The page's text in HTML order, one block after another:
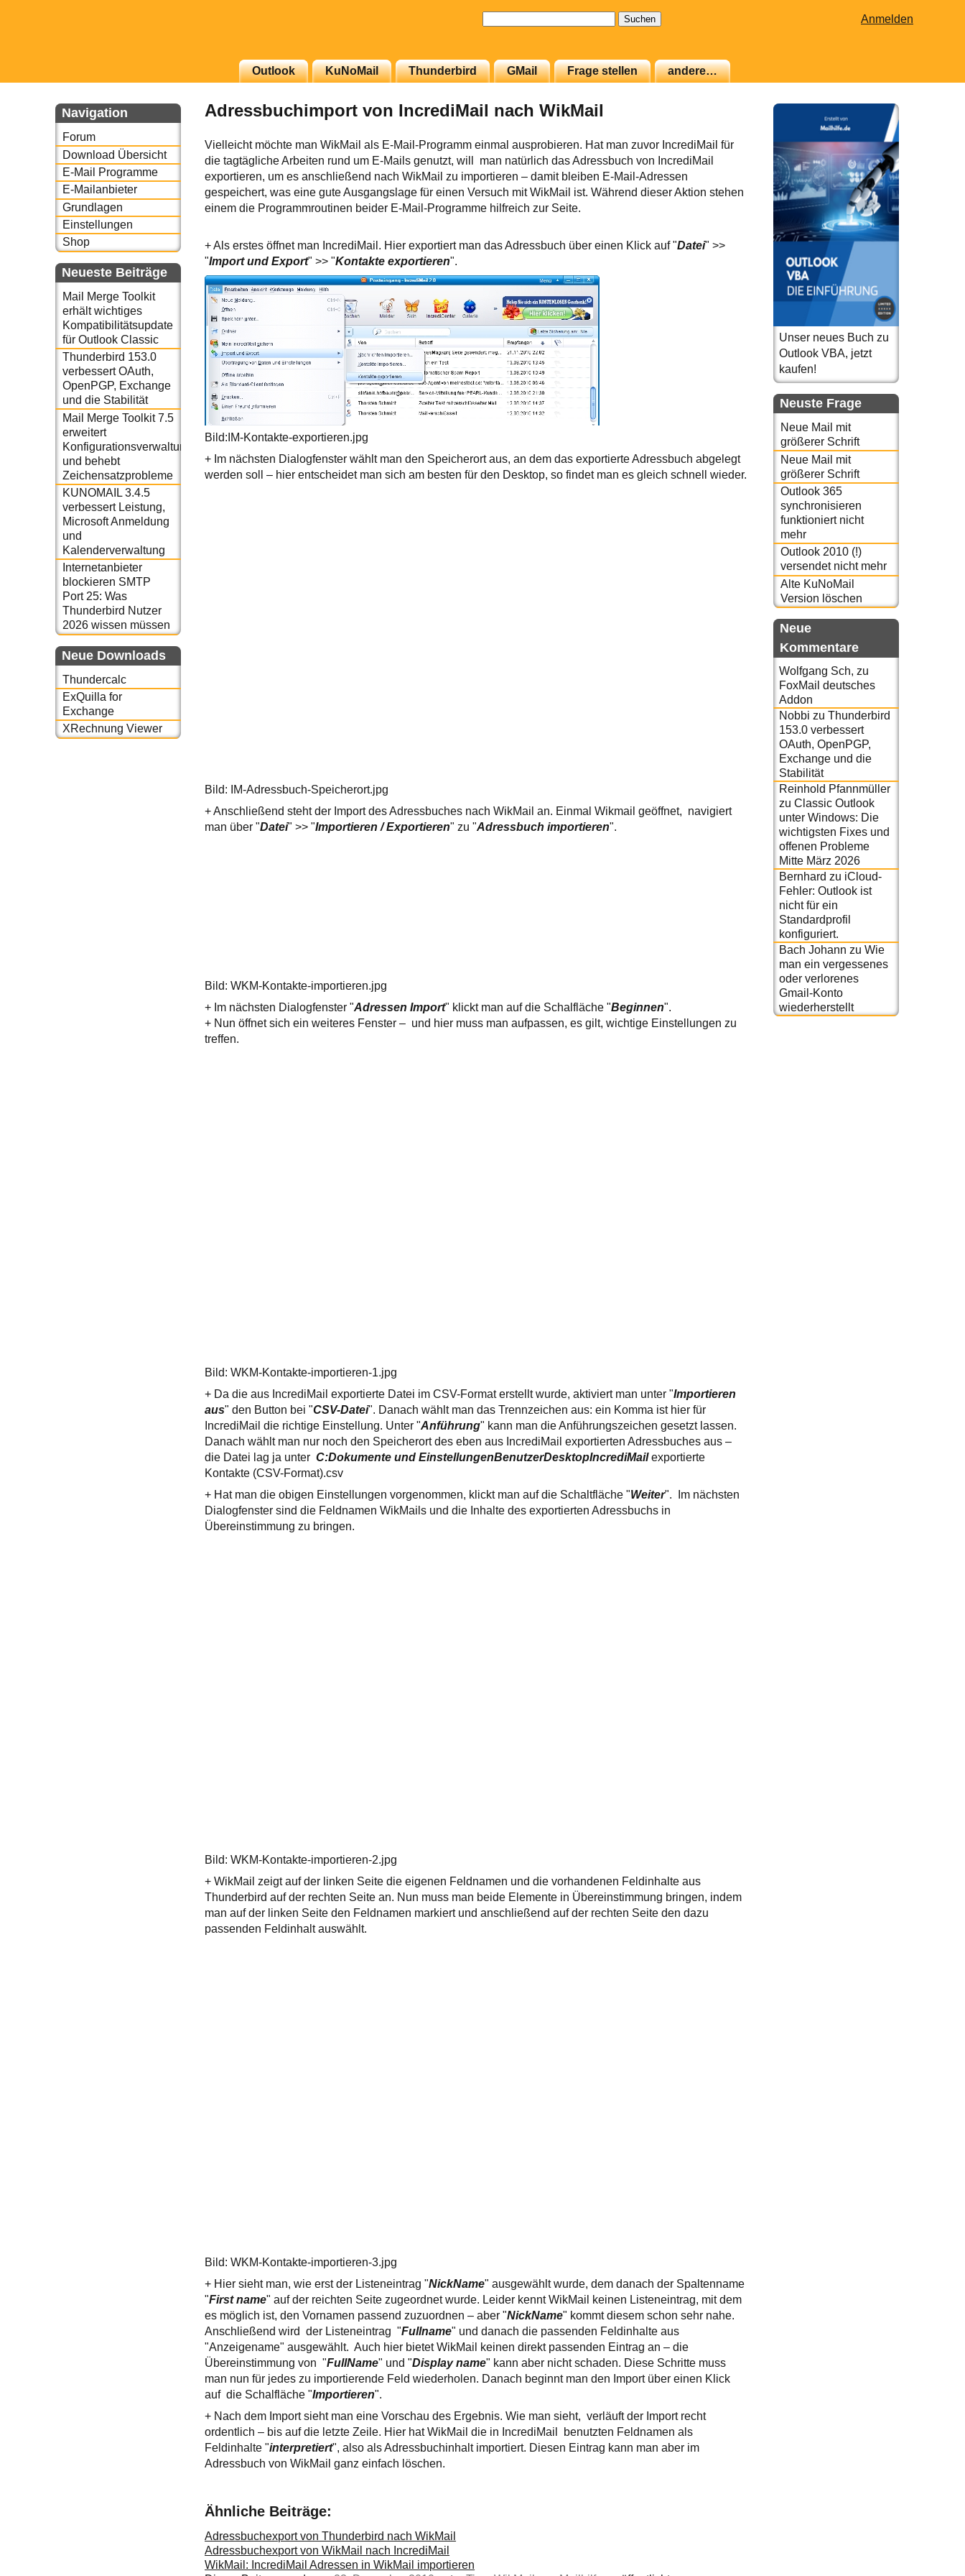
Anmelden
Outlook KuNoMail Thunderbird GMail Frage stellen andere…
Navigation
Forum
Download Übersicht
E-Mail Programme
E-Mailanbieter
Grundlagen
Einstellungen
Shop
Neueste Beiträge
Mail Merge Toolkit
erhält wichtiges
Kompatibilitätsupdate
für Outlook Classic
Thunderbird 153.0
verbessert OAuth,
OpenPGP, Exchange
und die Stabilität
Mail Merge Toolkit 7.5
erweitert
Konfigurationsverwaltung
und behebt
Zeichensatzprobleme
KUNOMAIL 3.4.5
verbessert Leistung,
Microsoft Anmeldung
und
Kalenderverwaltung
Internetanbieter
blockieren SMTP
Port 25: Was
Thunderbird Nutzer
2026 wissen müssen
Neue Downloads
Thundercalc
ExQuilla for
Exchange
XRechnung Viewer
Adressbuchimport von IncrediMail nach WikMail
Vielleicht möchte man WikMail als E-Mail-Programm einmal ausprobieren. Hat man zuvor IncrediMail für
die tagtägliche Arbeiten rund um E-Mails genutzt, will man natürlich das Adressbuch von IncrediMail
exportieren, um es anschließend nach WikMail zu importieren – damit bleiben E-Mail-Adressen
gespeichert, was eine gute Ausgangslage für einen Versuch mit WikMail ist. Während dieser Aktion stehen
einem die Programmroutinen beider E-Mail-Programme hilfreich zur Seite.
+ Als erstes öffnet man IncrediMail. Hier exportiert man das Adressbuch über einen Klick auf "Datei" >>
"Import und Export" >> "Kontakte exportieren".
Bild:IM-Kontakte-exportieren.jpg
+ Im nächsten Dialogfenster wählt man den Speicherort aus, an dem das exportierte Adressbuch abgelegt
werden soll – hier entscheidet man sich am besten für den Desktop, so findet man es gleich schnell wieder.
Bild: IM-Adressbuch-Speicherort.jpg
+ Anschließend steht der Import des Adressbuches nach WikMail an. Einmal Wikmail geöffnet, navigiert
man über "Datei" >> "Importieren / Exportieren" zu "Adressbuch importieren".
Bild: WKM-Kontakte-importieren.jpg
+ Im nächsten Dialogfenster "Adressen Import" klickt man auf die Schalfläche "Beginnen".
+ Nun öffnet sich ein weiteres Fenster – und hier muss man aufpassen, es gilt, wichtige Einstellungen zu
treffen.
Bild: WKM-Kontakte-importieren-1.jpg
+ Da die aus IncrediMail exportierte Datei im CSV-Format erstellt wurde, aktiviert man unter "Importieren
aus" den Button bei "CSV-Datei". Danach wählt man das Trennzeichen aus: ein Komma ist hier für
IncrediMail die richtige Einstellung. Unter "Anführung" kann man die Anführungszeichen gesetzt lassen.
Danach wählt man nur noch den Speicherort des eben aus IncrediMail exportierten Adressbuches aus –
die Datei lag ja unterC:Dokumente und EinstellungenBenutzerDesktopIncrediMailexportierte
Kontakte (CSV-Format).csv
+ Hat man die obigen Einstellungen vorgenommen, klickt man auf die Schaltfläche "Weiter". Im nächsten
Dialogfenster sind die Feldnamen WikMails und die Inhalte des exportierten Adressbuchs in
Übereinstimmung zu bringen.
Bild: WKM-Kontakte-importieren-2.jpg
+ WikMail zeigt auf der linken Seite die eigenen Feldnamen und die vorhandenen Feldinhalte aus
Thunderbird auf der rechten Seite an. Nun muss man beide Elemente in Übereinstimmung bringen, indem
man auf der linken Seite den Feldnamen markiert und anschließend auf der rechten Seite den dazu
passenden Feldinhalt auswählt.
Bild: WKM-Kontakte-importieren-3.jpg
+ Hier sieht man, wie erst der Listeneintrag "NickName" ausgewählt wurde, dem danach der Spaltenname
"First name" auf der reichten Seite zugeordnet wurde. Leider kennt WikMail keinen Listeneintrag, mit dem
es möglich ist, den Vornamen passend zuzuordnen – aber "NickName" kommt diesem schon sehr nahe.
Anschließend wird der Listeneintrag "Fullname" und danach die passenden Feldinhalte aus
"Anzeigename" ausgewählt. Auch hier bietet WikMail keinen direkt passenden Eintrag an – die
Übereinstimmung von "FullName" und "Display name" kann aber nicht schaden. Diese Schritte muss
man nun für jedes zu importierende Feld wiederholen. Danach beginnt man den Import über einen Klick
auf die Schalfläche "Importieren".
+ Nach dem Import sieht man eine Vorschau des Ergebnis. Wie man sieht, verläuft der Import recht
ordentlich – bis auf die letzte Zeile. Hier hat WikMail die in IncrediMail benutzten Feldnamen als
Feldinhalte "interpretiert", also als Adressbuchinhalt importiert. Diesen Eintrag kann man aber im
Adressbuch von WikMail ganz einfach löschen.
Ähnliche Beiträge:
Adressbuchexport von Thunderbird nach WikMail
Adressbuchexport von WikMail nach IncrediMail
WikMail: IncrediMail Adressen in WikMail importieren
Unser neues Buch zu
Outlook VBA, jetzt
kaufen!
Neuste Frage
Neue Mail mit
größerer Schrift
Neue Mail mit
größerer Schrift
Outlook 365
synchronisieren
funktioniert nicht
mehr
Outlook 2010 (!)
versendet nicht mehr
Alte KuNoMail
Version löschen
Neue
Kommentare
Wolfgang Sch, zu
FoxMail deutsches
Addon
Nobbi zu Thunderbird
153.0 verbessert
OAuth, OpenPGP,
Exchange und die
Stabilität
Reinhold Pfannmüller
zu Classic Outlook
unter Windows: Die
wichtigsten Fixes und
offenen Probleme
Mitte März 2026
Bernhard zu iCloud-
Fehler: Outlook ist
nicht für ein
Standardprofil
konfiguriert.
Bach Johann zu Wie
man ein vergessenes
oder verlorenes
Gmail-Konto
wiederherstellt
oder auch